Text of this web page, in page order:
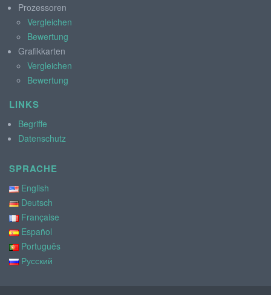
Prozessoren
Vergleichen
Bewertung
Grafikkarten
Vergleichen
Bewertung
LINKS
Begriffe
Datenschutz
SPRACHE
English
Deutsch
Française
Español
Português
Русский